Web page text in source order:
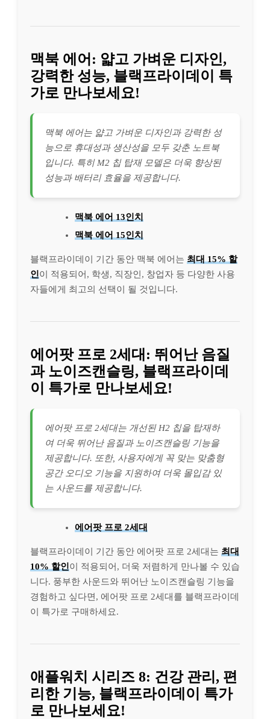
맥북 에어: 얇고 가벼운 디자인,
강력한 성능, 블랙프라이데이 특
가로 만나보세요!
맥북 에어는 얇고 가벼운 디자인과 강력한 성
능으로 휴대성과 생산성을 모두 갖춘 노트북
입니다. 특히 M2 칩 탑재 모델은 더욱 향상된
성능과 배터리 효율을 제공합니다.
맥북 에어 13인치
맥북 에어 15인치
블랙프라이데이 기간 동안 맥북 에어는 최대 15% 할
인이 적용되어, 학생, 직장인, 창업자 등 다양한 사용
자들에게 최고의 선택이 될 것입니다.
에어팟 프로 2세대: 뛰어난 음질
과 노이즈캔슬링, 블랙프라이데
이 특가로 만나보세요!
에어팟 프로 2세대는 개선된 H2 칩을 탑재하
여 더욱 뛰어난 음질과 노이즈캔슬링 기능을
제공합니다. 또한, 사용자에게 꼭 맞는 맞춤형
공간 오디오 기능을 지원하여 더욱 몰입감 있
는 사운드를 제공합니다.
에어팟 프로 2세대
블랙프라이데이 기간 동안 에어팟 프로 2세대는 최대
10% 할인이 적용되어, 더욱 저렴하게 만나볼 수 있습
니다. 풍부한 사운드와 뛰어난 노이즈캔슬링 기능을
경험하고 싶다면, 에어팟 프로 2세대를 블랙프라이데
이 특가로 구매하세요.
애플워치 시리즈 8: 건강 관리, 편
리한 기능, 블랙프라이데이 특가
로 만나보세요!